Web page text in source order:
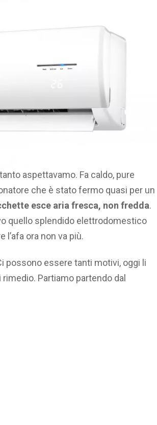
aspettavamo. Fa caldo, pure
che è stato fermo quasi per un
esce aria fresca, non fredda.
quello splendido elettrodomestico
ora non va più.
possono essere tanti motivi, oggi li
Partiamo partendo dal